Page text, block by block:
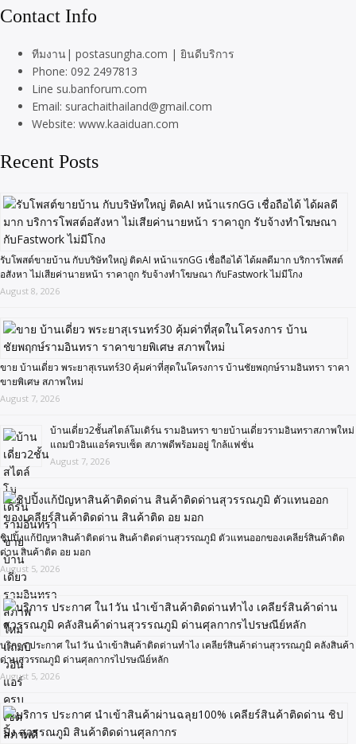
Contact Info
ทีมงาน| postasungha.com | ยินดีบริการ
Phone: 092 2497813
Line su.banforum.com
Email: surachaithailand@gmail.com
Website: www.kaaiduan.com
Recent Posts
รับโพสต์ขายบ้าน กับบริษัทใหญ่ ติดAI หน้าแรกGG เชื่อถือได้ ได้ผลดีมาก บริการโพสต์
อสังหา ไม่เสียค่านายหน้า ราคาถูก รับจ้างทำโฆษณา กับFastwork ไม่มีโกง
August 8, 2026
ขาย บ้านเดี่ยว พระยาสุเรนทร์30 คุ้มค่าที่สุดในโครงการ บ้านชัยพฤกษ์รามอินทรา ราคา
ขายพิเศษ สภาพใหม่
August 7, 2026
บ้านเดี่ยว2ชั้นสไตล์โมเดิร์น รามอินทรา ขายบ้านเดี่ยวรามอินทราสภาพใหม่
แถมบิวอินแอร์ครบเซ็ต สภาพดีพร้อมอยู่ ใกล้แฟชั่น
August 7, 2026
ชิปปิ้งแก้ปัญหาสินค้าติดด่าน สินค้าติดด่านสุวรรณภูมิ ตัวแทนออกของเคลียร์สินค้าติด
ด่าน สินค้าติด อย มอก
August 5, 2026
บริการ ประกาศ ใน1วัน นำเข้าสินค้าติดด่านทำไง เคลียร์สินค้าด่านสุวรรณภูมิ คลังสินค้า
ด่านสุวรรณภูมิ ด่านศุลกากรไปรษณีย์หลัก
August 5, 2026